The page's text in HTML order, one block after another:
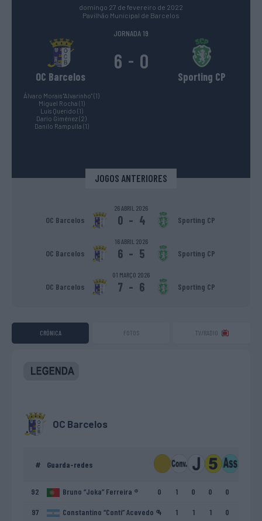
domingo 27 de fevereiro de 2022
Pavilhão Municipal de Barcelos
JORNADA 19
OC Barcelos
6 - 0
Sporting CP
Álvaro Morais "Alvarinho" (1)
Miguel Rocha (1)
Luís Querido (1)
Darío Giménez (2)
Danilo Rampulla (1)
JOGOS ANTERIORES
26 ABRIL 2026
OC Barcelos 0 - 4 Sporting CP
16 ABRIL 2026
OC Barcelos 6 - 5 Sporting CP
01 MARÇO 2026
OC Barcelos 7 - 6 Sporting CP
CRÓNICA FOTOS TV/RADIO
OC Barcelos
# Guarda-redes
92 Bruno “Joka” Ferreira ® 0 1 0 0 0
97 Constantino “Conti” Acevedo ®4 1 1 1 0